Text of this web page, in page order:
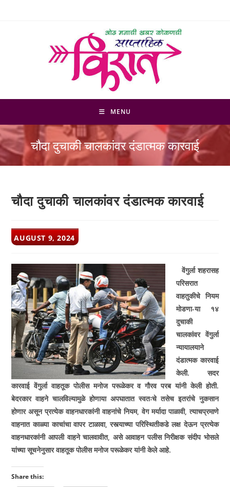
MENU
चौदा दुचाकी चालकांवर दंडात्मक कारवाई
चौदा दुचाकी चालकांवर दंडात्मक कारवाई
POST
PUBLISHED:
AUGUST 9, 2024
वेंगुर्ला शहरासह
परिसरात
वाहतुकीचे नियम
मोडणा­-या १४
दुचाकी
चालकांवर वेंगुर्ला
न्यायालयाने
दंडात्मक कारवाई
केली. सदर
कारवाई वेंगुर्ला वाहतूक पोलीस मनोज परूळेकर व गौरव परब यांनी केली होती.
बेदरकार वाहने चालविल्यामुळे होणा­या अपघातात स्वतःचे तसेच इतरांचे नुकसान
होणार असून प्रत्येक वाहनधारकांनी वाहनांचे नियम,वेग मर्यादा पाळावी,त्याचप्रमाणे
वाहनात काळ्याकाचांचा वापर टाळावा,रस्त्याच्या परिस्थितीकडे लक्ष देऊन प्रत्येक
वाहनधारकांनी आपली वाहने चालवावीत, असे आवाहन पलीस निरीक्षक संदीप भोसले
यांच्या सूचनेनुसार वाहतूक पोलीस मनोज परूळेकर यांनी केले आहे.
Share this: